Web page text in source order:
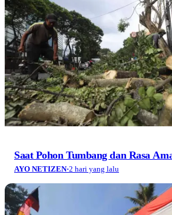
Saat Pohon Tumbang dan Rasa
AYO NETIZEN·2 hari yang lalu